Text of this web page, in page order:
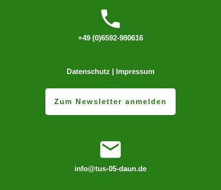
+49 (0)6592-980616
Datenschutz | Impressum
Zum Newsletter anmelden
info@tus-05-daun.de